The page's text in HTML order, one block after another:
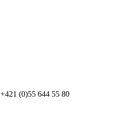
+421 (0)55 644 55 80